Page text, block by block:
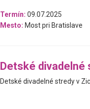
Termín: 09.07.2025
Mesto: Most pri Bratislave
Detské divadelné
Detské divadelné stredy v